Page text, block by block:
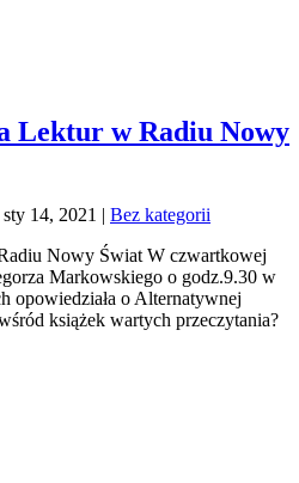
Lektur w Radiu Nowy
sty 14, 2021 | Bez kategorii
Nowy Świat W czwartkowej
Markowskiego o godz.9.30 w
opowiedziała o Alternatywnej
książek wartych przeczytania?